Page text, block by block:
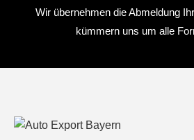
Wir übernehmen die Abmeldung
kümmern uns um alle